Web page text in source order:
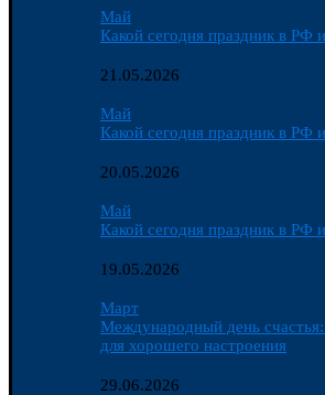
Май
Какой сегодня праздник в РФ
21.05.2026
Май
Какой сегодня праздник в РФ
20.05.2026
Май
Какой сегодня праздник в РФ
19.05.2026
Март
Международный день
для хорошего настроения
29.06.2026